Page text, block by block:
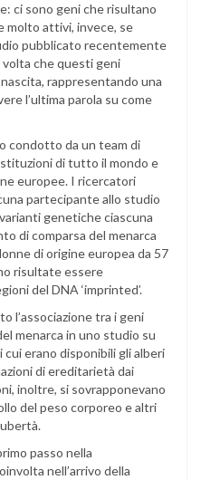
ci sono geni che risultano
molto attivi, invece, se
pubblicato recentemente
volta che questi geni
rappresentando una
l’ultima parola su come
condotto da un team di
di tutto il mondo e
europee. I ricercatori
partecipante allo studio
genetiche ciascuna
di comparsa del menarca
di origine europea da 57
risultate essere
del DNA ‘imprinted’.
l’associazione tra i geni
menarca in uno studio su
erano disponibili gli alberi
di ereditarietà dai
inoltre, si sovrapponevano
del peso corporeo e altri
passo nella
nell’arrivo della